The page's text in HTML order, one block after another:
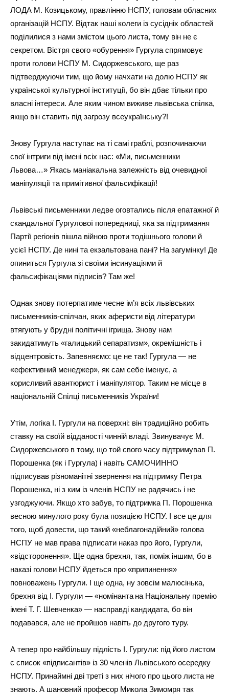
ЛОДА М. Козицькому, правлінню НСПУ, головам обласних
організацій НСПУ. Відтак наші колеги із сусідніх областей
поділилися з нами змістом цього листа, тому він не є
секретом. Вістря свого «обурення» Гургула спрямовує
проти голови НСПУ М. Сидоржевського, ще раз
підтверджуючи тим, що йому начхати на долю НСПУ як
української культурної інституції, бо він дбає тільки про
власні інтереси. Але яким чином виживе львівська спілка,
якщо він ставить під загрозу всеукраїнську?!
Знову Гургула наступає на ті самі граблі, розпочинаючи
свої інтриги від імені всіх нас: «Ми, письменники
Львова…» Якась маніакальна залежність від очевидної
маніпуляції та примітивної фальсифікації!
Львівські письменники ледве оговтались після епатажної й
скандальної Гургулової попередниці, яка за підтримання
Партії регіонів пішла війною проти тодішнього голови й
усієї НСПУ. Де нині та екзальтована пані? На загумінку! Де
опиниться Гургула зі своїми інсинуаціями й
фальсифікаціями підписів? Там же!
Однак знову потерпатиме чесне ім’я всіх львівських
письменників-спілчан, яких аферисти від літератури
втягують у брудні політичні ігрища. Знову нам
закидатимуть «галицький сепаратизм», окремішність і
відцентровість. Запевняємо: це не так! Гургула — не
«ефективний менеджер», як сам себе іменує, а
корисливий авантюрист і маніпулятор. Таким не місце в
національній Спілці письменників України!
Утім, логіка І. Гургули на поверхні: він традиційно робить
ставку на своїй відданості чинній владі. Звинувачує М.
Сидоржевського в тому, що той свого часу підтримував П.
Порошенка (як і Гургула) і навіть САМОЧИННО
підписував різноманітні звернення на підтримку Петра
Порошенка, ні з ким із членів НСПУ не радячись і не
узгоджуючи. Якщо хто забув, то підтримка П. Порошенка
весною минулого року була позицією НСПУ. І все це для
того, щоб довести, що такий «неблагонадійний» голова
НСПУ не мав права підписати наказ про його, Гургули,
«відсторонення». Ще одна брехня, так, поміж іншим, бо в
наказі голови НСПУ йдеться про «припинення»
повноважень Гургули. І ще одна, ну зовсім малюсінька,
брехня від І. Гургули — «номінанта на Національну премію
імені Т. Г. Шевченка» — насправді кандидата, бо він
подавався, але не пройшов навіть до другого туру.
А тепер про найбільшу підлість І. Гургули: під його листом
є список «підписантів» із 30 членів Львівського осередку
НСПУ. Принаймні дві треті з них нічого про цього листа не
знають. А шановний професор Микола Зимомря так